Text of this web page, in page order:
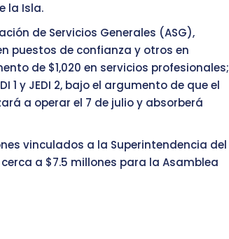
la Isla.
de Servicios Generales (ASG),
puestos de confianza y otros en
de $1,020 en servicios profesionales;
1 y JEDI 2, bajo el argumento de que el
a operar el 7 de julio y absorberá
vinculados a la Superintendencia del
a $7.5 millones para la Asamblea